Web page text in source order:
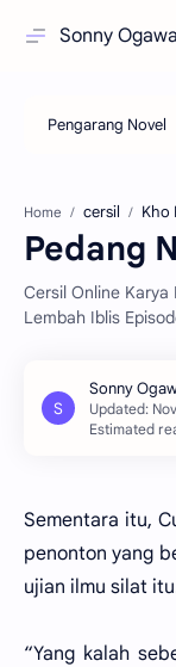
Sonny Ogawa
Home cersil Kho
Pedang
Cersil Online Karya
Lembah Iblis
Estimated
Sementara itu,
penonton yang
ujian ilmu silat
“Yang kalah